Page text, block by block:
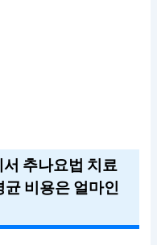
추나요법 치료
균 비용은 얼마인